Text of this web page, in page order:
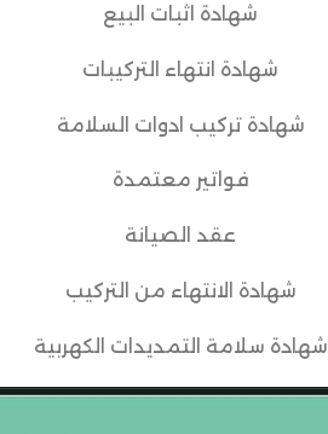
شهادة اثبات البيع
شهادة انتهاء التركيبات
شهادة تركيب ادوات السلامة
فواتير معتمدة
عقد الصيانة
شهادة الانتهاء من التركيب
شهادة سلامة التمديدات الكهربية